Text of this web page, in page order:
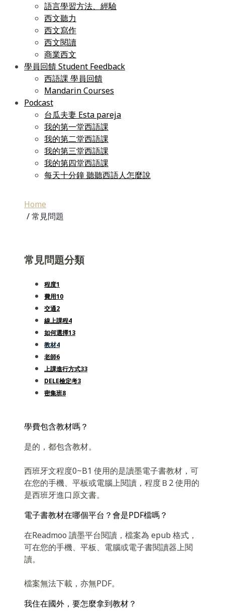
語言學習方法、經驗
西文聽力
西文寫作
西文閱讀
商業西文
學員回饋 Student Feedback
西語課 學員回饋
Mandarin Courses
Podcast
台瓜夫妻 Esta pareja
我的第一堂西語課
我的第二堂西語課
我的第三堂西語課
我的第四堂西語課
每天十分鐘 聽聽西語人怎麼說
Home
/ 常見問題
常見問題分類
程度1
費用10
交通2
線上課程4
如何選擇13
教材4
老師6
上課進行方式33
DELE檢定考3
密集班8
學費包含教材嗎？
是的，都包含教材。
西班牙文程度0~B1 使用的是讀墨電子書教材，可
在您的手機、平板或電腦上閱讀，程度Ｂ2 使用的
是西班牙進口原文書。
電子書教材在哪個平台？會是PDF檔嗎？
在Readmoo 讀墨平台閱讀，檔案為 epub 格式，
可在您的手機、平板、電腦或電子書閱讀器上閱
讀。
檔案無法下載，亦無PDF。
我住在國外，要怎麼拿到教材？